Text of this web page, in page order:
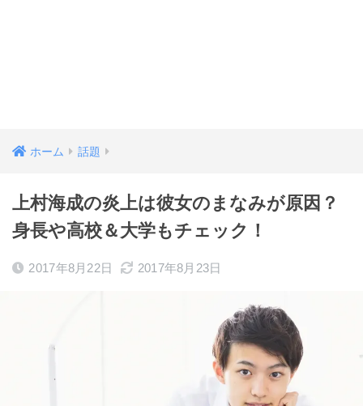
ホーム 話題
上村海成の炎上は彼女のまなみが原因？
身長や高校＆大学もチェック！
2017年8月22日 2017年8月23日